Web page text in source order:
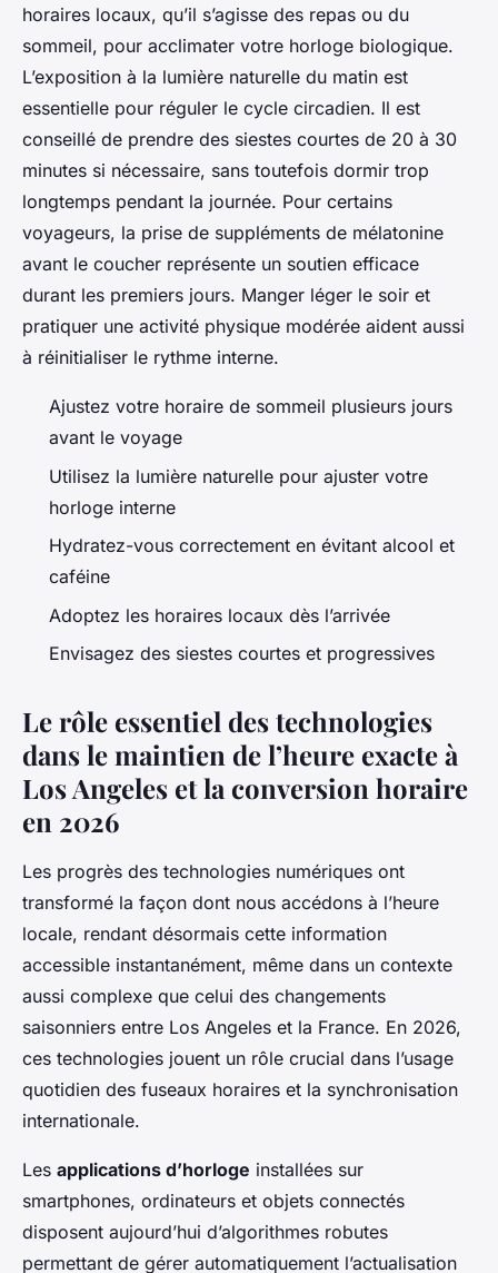
horaires locaux, qu’il s’agisse des repas ou du
sommeil, pour acclimater votre horloge biologique.
L’exposition à la lumière naturelle du matin est
essentielle pour réguler le cycle circadien. Il est
conseillé de prendre des siestes courtes de 20 à 30
minutes si nécessaire, sans toutefois dormir trop
longtemps pendant la journée. Pour certains
voyageurs, la prise de suppléments de mélatonine
avant le coucher représente un soutien efficace
durant les premiers jours. Manger léger le soir et
pratiquer une activité physique modérée aident aussi
à réinitialiser le rythme interne.
Ajustez votre horaire de sommeil plusieurs jours
avant le voyage
Utilisez la lumière naturelle pour ajuster votre
horloge interne
Hydratez-vous correctement en évitant alcool et
caféine
Adoptez les horaires locaux dès l’arrivée
Envisagez des siestes courtes et progressives
Le rôle essentiel des technologies
dans le maintien de l’heure exacte à
Los Angeles et la conversion horaire
en 2026
Les progrès des technologies numériques ont
transformé la façon dont nous accédons à l’heure
locale, rendant désormais cette information
accessible instantanément, même dans un contexte
aussi complexe que celui des changements
saisonniers entre Los Angeles et la France. En 2026,
ces technologies jouent un rôle crucial dans l’usage
quotidien des fuseaux horaires et la synchronisation
internationale.
Les applications d’horloge installées sur
smartphones, ordinateurs et objets connectés
disposent aujourd’hui d’algorithmes robutes
permettant de gérer automatiquement l’actualisation